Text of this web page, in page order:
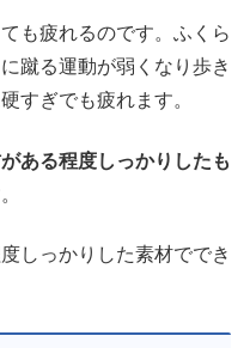
も疲れるのです。ふくら
蹴る運動が弱くなり歩き
すぎでも疲れます。
ある程度しっかりしたも
しっかりした素材ででき